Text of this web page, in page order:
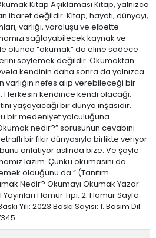
Kitap Açıklaması Kitap, yalnızca
ibaret değildir. Kitap; hayatı, dünyayı,
varlığı, varoluşu ve elbette
sağlayabilecek kaynak ve
olunca “okumak” da eline sadece
söylemek değildir. Okumaktan
kendinin daha sonra da yalnızca
varlığın nefes alıp verebileceği bir
Herkesin kendince kendi olacağı,
yaşayacağı bir dünya inşasıdır.
bir medeniyet yolculuğuna
nedir?” sorusunun cevabını
bir fikir dünyasıyla birlikte veriyor.
anlatıyor aslında bize. Ve şöyle
lazım. Çünkü okumasını da
olduğunu da.” (Tanıtım
Nedir? Okumayı Okumak Yazar:
Hamur Tipi: 2. Hamur Sayfa
Yılı: 2023 Baskı Sayısı: 1. Basım Dil: